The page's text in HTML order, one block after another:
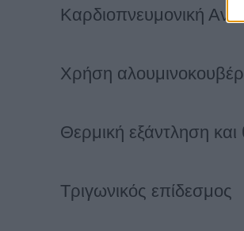
Καρδιοπνευμονική
Χρήση
Θερμική εξάντληση
Τριγωνικός επίδεσμος